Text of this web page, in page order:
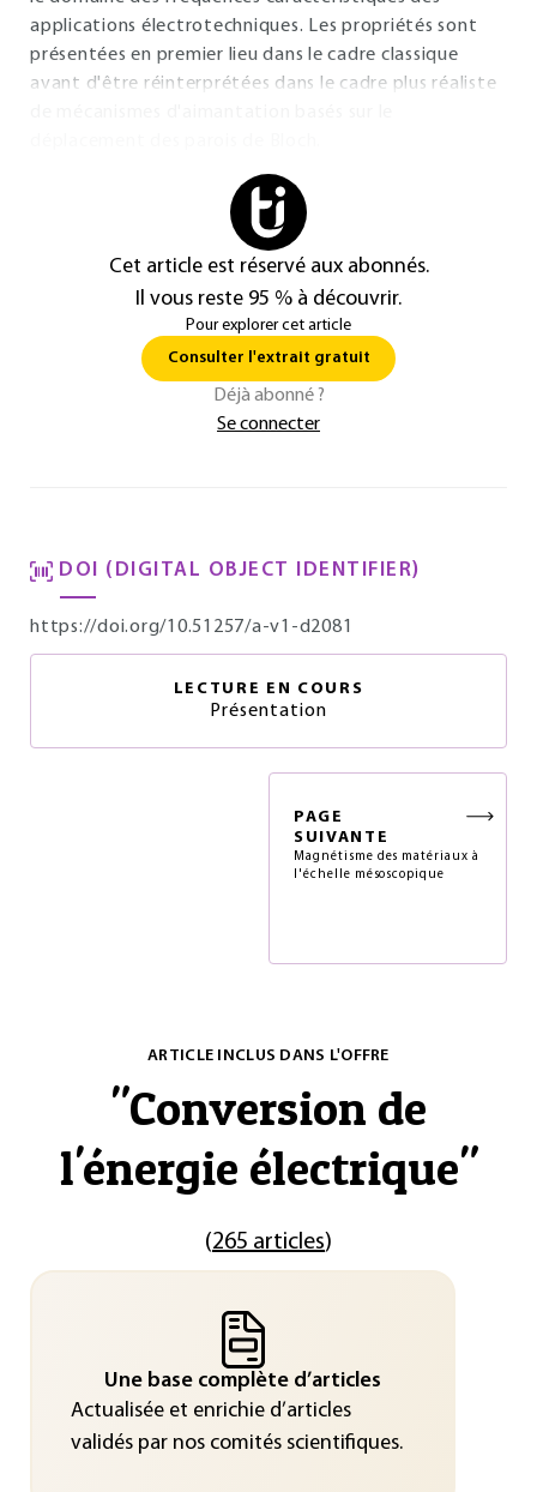
applications électrotechniques. Les propriétés sont
présentées en premier lieu dans le cadre classique
avant d'être réinterprétées dans le cadre plus réaliste
Cet article est réservé aux abonnés.
Il vous reste 95 % à découvrir.
Pour explorer cet article
Consulter l'extrait gratuit
Déjà abonné ?
Se connecter
DOI (DIGITAL OBJECT IDENTIFIER)
https://doi.org/10.51257/a-v1-d2081
LECTURE EN COURS
Présentation
PAGE
SUIVANTE
Magnétisme des matériaux à
l'échelle mésoscopique
ARTICLE INCLUS DANS L'OFFRE
"Conversion de
l'énergie électrique"
(265 articles)
Une base complète d’articles
Actualisée et enrichie d’articles
validés par nos comités scientifiques.